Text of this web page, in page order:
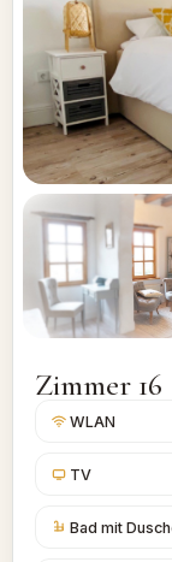
Zimmer 16
WLAN
TV
Bad mit